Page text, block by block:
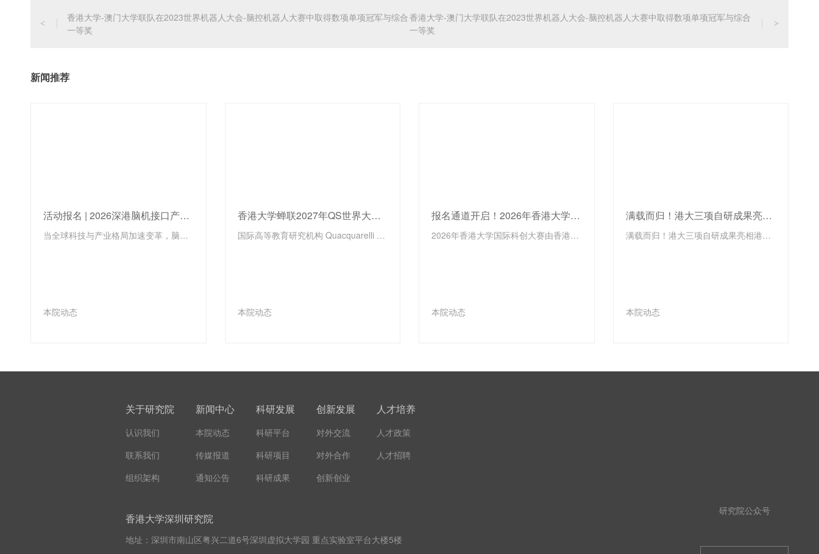
<
香港大学-澳门大学联队在2023世界机器人大会-脑控机器人大赛中取得数项单项冠军与综合
一等奖
香港大学-澳门大学联队在2023世界机器人大会-脑控机器人大赛中取得数项单项冠军与综合
一等奖
>
新闻推荐
活动报名 | 2026深港脑机接口产业国际合作大会，8.15前海见！
当全球科技与产业格局加速变革，脑机接口（BCI）技术正从前沿实验室走向临床与产业化的爆发前夜。如何在技术突破、临床转化、法规监管与全球合作的浪潮中找准方向、链接顶尖学术与资本资源，已成为决定未来产业格局的关键。由香港大学青年科创学院、香港大学先进生物医学仪器中心（InnoHK）、香港大学科创中心及香港大学深圳研究院联合主办的「2026深港脑机接口产业国际合作大会」，将于2026年8月15日在香港大...
本院动态
香港大学蝉联2027年QS世界大学排名全球第11位！
国际高等教育研究机构 Quacquarelli Symonds（QS）于6月18日公布“2027年QS世界大学排名”，香港大学（港大）连续第二年荣登全球第11位，稳居世界最顶尖学府行列。港大蝉联此历史佳绩，不仅彰显大学在国际及本地的领先地位，更凭藉学术卓越与全球影响力，继续引领本地高等教育的发展。
本院动态
报名通道开启！2026年香港大学国际科创大赛期待你的加入
2026年香港大学国际科创大赛由香港大学中国商业学院（HKU Institute for China Business）与香港大学科创中心（HKU Techno-Entrepreneurship Core）联合主办，政产学研各界协办单位鼎力支持。大赛旨在推动科技创新与产业发展，加强国际间的科技交流与合作，不仅关注科技创新的展示，更注重激发科创成果的转化和应用。
本院动态
满载而归！港大三项自研成果亮相港珠澳成果转化大赛，双赛道斩获两项一等奖、一项三等奖
满载而归！港大三项自研成果亮相港珠澳成果转化大赛，双赛道斩获两项一等奖、一项三等奖
本院动态
关于研究院
认识我们
联系我们
组织架构
新闻中心
本院动态
传媒报道
通知公告
科研发展
科研平台
科研项目
科研成果
创新发展
对外交流
对外合作
创新创业
人才培养
人才政策
人才招聘
香港大学深圳研究院
地址：深圳市南山区粤兴二道6号深圳虚拟大学园 重点实验室平台大楼5楼
研究院公众号